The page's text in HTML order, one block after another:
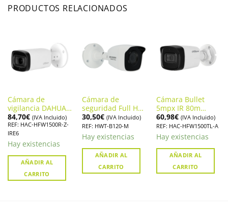
PRODUCTOS RELACIONADOS
Cámara de
vigilancia DAHUA
Bullet 5mpx. HAC-
HFW1500R-Z-IRE6
84,70€ (IVA Incluido)
REF: HAC-HFW1500R-Z-
IRE6
Hay existencias
AÑADIR AL
CARRITO
Cámara de
seguridad Full HD
Hikvision HWT-
B120-M
30,50€ (IVA Incluido)
REF: HWT-B120-M
Hay existencias
AÑADIR AL
CARRITO
Cámara Bullet
5mpx IR 80m
DAHUA. HAC-
HFW1500TL-A
60,98€ (IVA Incluido)
REF: HAC-HFW1500TL-A
Hay existencias
AÑADIR AL
CARRITO